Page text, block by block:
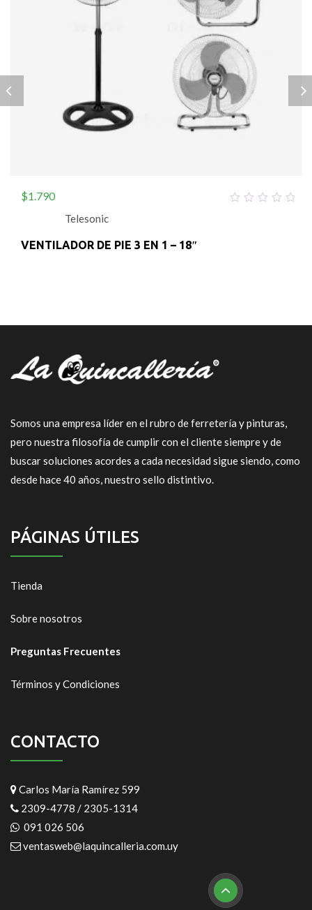
$1.790
Telesonic
VENTILADOR DE PIE 3 EN 1 – 18″
Somos una empresa líder en el rubro de ferretería y pinturas,
pero nuestra filosofía de cumplir con el cliente siempre y de
buscar soluciones acordes a cada necesidad sigue siendo, como
desde hace 40 años, nuestro sello distintivo.
PÁGINAS ÚTILES
Tienda
Sobre nosotros
Preguntas Frecuentes
Términos y Condiciones
CONTACTO
Carlos María Ramírez 599
2309-4778 / 2305-1314
091 026 506
ventasweb@laquincalleria.com.uy